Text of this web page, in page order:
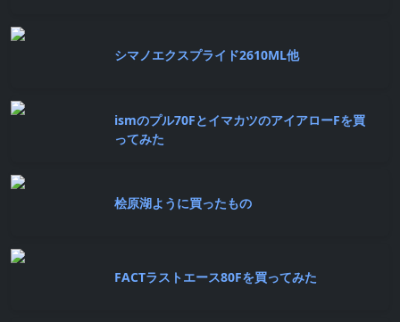
シマノエクスプライド2610ML他
ismのプル70FとイマカツのアイアローFを買
ってみた
桧原湖ように買ったもの
FACTラストエース80Fを買ってみた